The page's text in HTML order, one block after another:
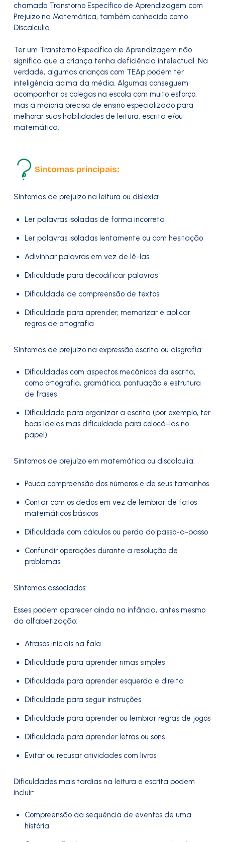
chamado Transtorno Específico de Aprendizagem com
Prejuízo na Matemática, também conhecido como
Discalculia.
Ter um Transtorno Específico de Aprendizagem não
significa que a criança tenha deficiência intelectual. Na
verdade, algumas crianças com TEAp podem ter
inteligência acima da média. Algumas conseguem
acompanhar os colegas na escola com muito esforço,
mas a maioria precisa de ensino especializado para
melhorar suas habilidades de leitura, escrita e/ou
matemática.
Sintomas principais:
Sintomas de prejuízo na leitura ou dislexia:
Ler palavras isoladas de forma incorreta
Ler palavras isoladas lentamente ou com hesitação
Adivinhar palavras em vez de lê-las
Dificuldade para decodificar palavras
Dificuldade de compreensão de textos
Dificuldade para aprender, memorizar e aplicar
regras de ortografia
Sintomas de prejuízo na expressão escrita ou disgrafia:
Dificuldades com aspectos mecânicos da escrita,
como ortografia, gramática, pontuação e estrutura
de frases
Dificuldade para organizar a escrita (por exemplo, ter
boas ideias mas dificuldade para colocá-las no
papel)
Sintomas de prejuízo em matemática ou discalculia:
Pouca compreensão dos números e de seus tamanhos
Contar com os dedos em vez de lembrar de fatos
matemáticos básicos
Dificuldade com cálculos ou perda do passo-a-passo
Confundir operações durante a resolução de
problemas
Sintomas associados:
Esses podem aparecer ainda na infância, antes mesmo
da alfabetização:
Atrasos iniciais na fala
Dificuldade para aprender rimas simples
Dificuldade para aprender esquerda e direita
Dificuldade para seguir instruções
Dificuldade para aprender ou lembrar regras de jogos
Dificuldade para aprender letras ou sons
Evitar ou recusar atividades com livros
Dificuldades mais tardias na leitura e escrita podem
incluir:
Compreensão da sequência de eventos de uma
história